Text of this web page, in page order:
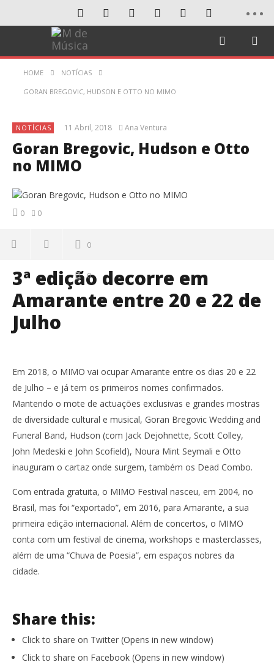
HOME NOTÍCIAS
GORAN BREGOVIC, HUDSON E OTTO NO MIMO
NOTÍCIAS 11 Abril, 2018 Ana Ventura
Goran Bregovic, Hudson e Otto
no MIMO
0 0
0
0
3ª edição decorre em
Amarante entre 20 e 22 de
Julho
Em 2018, o MIMO vai ocupar Amarante entre os dias 20 e 22
de Julho – e já tem os primeiros nomes confirmados.
Mantendo o mote de actuações exclusivas e grandes mostras
de diversidade cultural e musical, Goran Bregovic Wedding and
Funeral Band, Hudson (com Jack Dejohnette, Scott Colley,
John Medeski e John Scofield), Noura Mint Seymali e Otto
inauguram o cartaz onde surgem, também os Dead Combo.
Com entrada gratuita, o MIMO Festival nasceu, em 2004, no
Brasil, mas foi “exportado”, em 2016, para Amarante, a sua
primeira edição internacional. Além de concertos, o MIMO
conta com um festival de cinema, workshops e masterclasses,
além de uma “Chuva de Poesia”, em espaços nobres da
cidade.
Share this:
Click to share on Twitter (Opens in new window)
Click to share on Facebook (Opens in new window)